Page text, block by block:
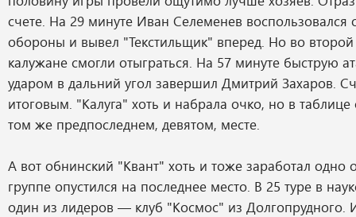
счете. На 29 минуте Иван Селеменев воспользовался
обороны и вывел "Текстильщик" вперед. Но во
калужане смогли отыграться. На 57 минуте быструю
ударом в дальний угол завершил Дмитрий Захаров.
итоговым. "Калуга" хоть и набрала очко, но в таблице
том же предпоследнем, девятом, месте.
А вот обнинский "Квант" хоть и тоже заработал одно
группе опустился на последнее место. В 25 туре в
один из лидеров — клуб "Космос" из